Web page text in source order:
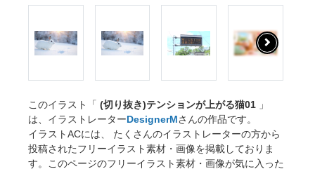
このイラスト「 (切り抜き)テンションが上がる猫01 」
は、イラストレーターDesignerMさんの作品です。
イラストACには、 たくさんのイラストレーターの方から
投稿されたフリーイラスト素材・画像を掲載しておりま
す。このページのフリーイラスト素材・画像が気に入った